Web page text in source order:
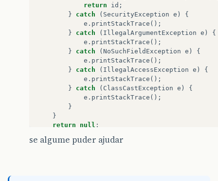
return
id ;
}
catch ( SecurityException e )
{
e . printStackTrace ();
}
catch ( IllegalArgumentException e )
{
e . printStackTrace ();
}
catch ( NoSuchFieldException e )
{
e . printStackTrace ();
}
catch ( IllegalAccessException e )
{
e . printStackTrace ();
}
catch ( ClassCastException e )
{
e . printStackTrace ();
}
}
return
null ;
se algume puder ajudar